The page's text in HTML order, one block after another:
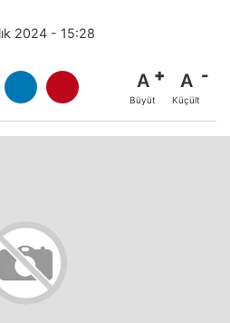
2024 - 15:28
A
Büyüt
A
Küçült